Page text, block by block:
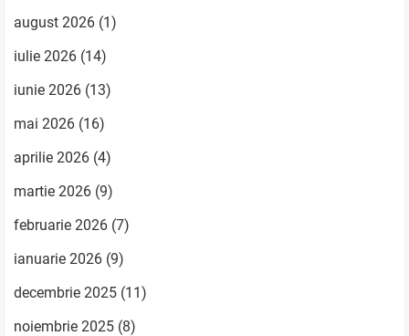
august 2026 (1)
iulie 2026 (14)
iunie 2026 (13)
mai 2026 (16)
aprilie 2026 (4)
martie 2026 (9)
februarie 2026 (7)
ianuarie 2026 (9)
decembrie 2025 (11)
noiembrie 2025 (8)